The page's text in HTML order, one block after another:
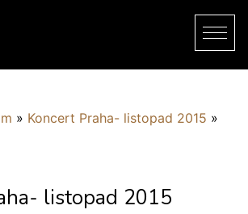
» Koncert Praha- listopad 2015 »
listopad 2015